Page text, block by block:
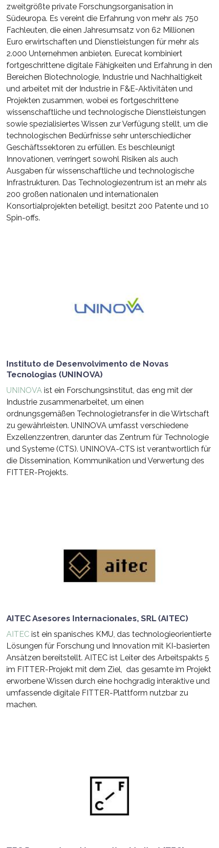
zweitgrößte private Forschungsorganisation in
Südeuropa. Es vereint die Erfahrung von mehr als 750
Fachleuten, die einen Jahresumsatz von 62 Millionen
Euro erwirtschaften und Dienstleistungen für mehr als
2.000 Unternehmen anbieten. Eurecat kombiniert
fortgeschrittene digitale Fähigkeiten und Erfahrung in den
Bereichen Biotechnologie, Industrie und Nachhaltigkeit
und arbeitet mit der Industrie in F&E-Aktivitäten und
Projekten zusammen, wobei es fortgeschrittene
wissenschaftliche und technologische Dienstleistungen
sowie spezialisiertes Wissen zur Verfügung stellt, um die
technologischen Bedürfnisse sehr unterschiedlicher
Geschäftssektoren zu erfüllen. Es beschleunigt
Innovationen, verringert sowohl Risiken als auch
Ausgaben für wissenschaftliche und technologische
Infrastrukturen. Das Technologiezentrum ist an mehr als
200 großen nationalen und internationalen
Konsortialprojekten beteiligt, besitzt 200 Patente und 10
Spin-offs.
Instituto de Desenvolvimento de Novas
Tecnologias (UNINOVA)
UNINOVA ist ein Forschungsinstitut, das eng mit der
Industrie zusammenarbeitet, um einen
ordnungsgemäßen Technologietransfer in die Wirtschaft
zu gewährleisten. UNINOVA umfasst verschiedene
Exzellenzzentren, darunter das Zentrum für Technologie
und Systeme (CTS). UNINOVA-CTS ist verantwortlich für
die Dissemination, Kommunikation und Verwertung des
FITTER-Projekts.
AITEC Asesores Internacionales, SRL (AITEC)
AITEC ist ein spanisches KMU, das technologieorientierte
Lösungen für Forschung und Innovation mit KI-basierten
Ansätzen bereitstellt. AITEC ist Leiter des Arbeitspakts 5
im FITTER-Projekt mit dem Ziel, das gesamte im Projekt
erworbene Wissen durch eine hochgradig interaktive und
umfassende digitale FITTER-Plattform nutzbar zu
machen.